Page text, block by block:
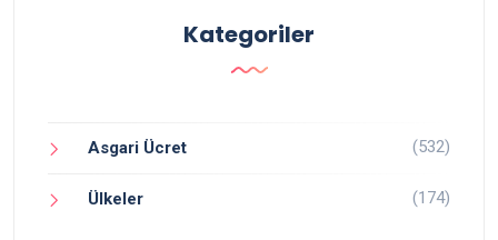
Kategoriler
Asgari Ücret (532)
Ülkeler (174)